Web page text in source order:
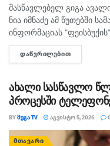
მასწავლებელ გიგა
ნია იმნაძე ამ წუთებში
ინფორმაციას
გიორგი ლეკვიშვილი
ᲓᲐᲬᲕᲠᲘᲚᲔᲑᲘᲗ
ახალი სასწავლო
პროცესში
BYᲛᲔᲒᲐ TV ᲐᲒᲕᲘᲡᲢᲝ 5, 2026
ᲛᲗᲐᲕᲐᲠᲘ